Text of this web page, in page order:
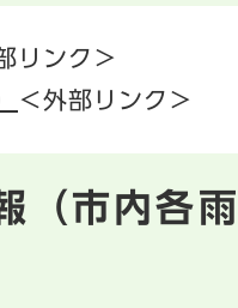
リンク＞
＜外部リンク＞
（市内各雨